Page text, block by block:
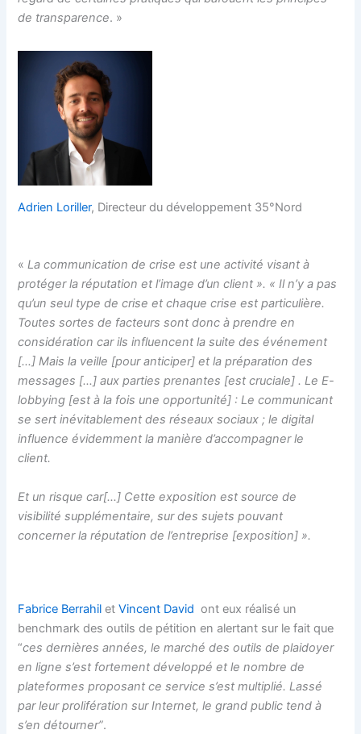
de transparence. »
Adrien Loriller, Directeur du développement 35°Nord
«La communication de crise est une activité visant à
protéger la réputation et l’image d’un client ». « Il n’y a pas
qu’un seul type de crise et chaque crise est particulière.
Toutes sortes de facteurs sont donc à prendre en
considération car ils influencent la suite des événement
[…] Mais la veille [pour anticiper] et la préparation des
messages […] aux parties prenantes [est cruciale] . Le E-
lobbying [est à la fois une opportunité] : Le communicant
se sert inévitablement des réseaux sociaux ; le digital
influence évidemment la manière d’accompagner le
client.
Et un risque car[…] Cette exposition est source de
visibilité supplémentaire, sur des sujets pouvant
concerner la réputation de l’entreprise [exposition] ».
Fabrice BerrahiletVincent David ont eux réalisé un
benchmark des outils de pétition en alertant sur le fait que
“ces dernières années, le marché des outils de plaidoyer
en ligne s’est fortement développé et le nombre de
plateformes proposant ce service s’est multiplié. Lassé
par leur prolifération sur Internet, le grand public tend à
s’en détourner”.